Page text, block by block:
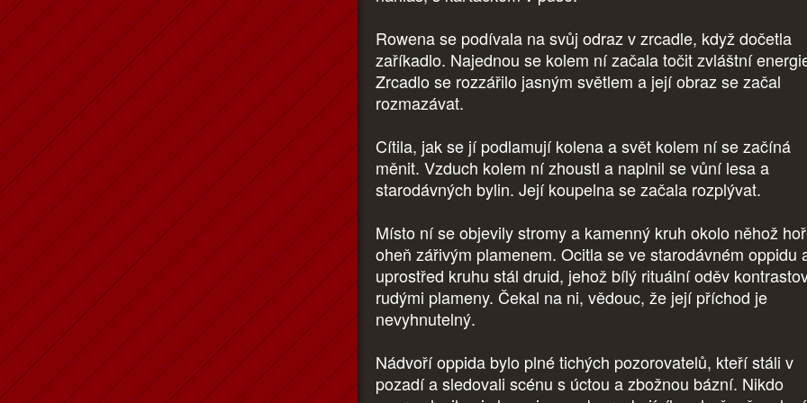
Rowena se podívala na svůj odraz v zrcadle, když dočetla
zaříkadlo. Najednou se kolem ní začala točit zvláštní
Zrcadlo se rozzářilo jasným světlem a její obraz se začal
rozmazávat.
Cítila, jak se jí podlamují kolena a svět kolem ní se začíná
měnit. Vzduch kolem ní zhoustl a naplnil se vůní lesa a
starodávných bylin. Její koupelna se začala rozplývat.
Místo ní se objevily stromy a kamenný kruh okolo něhož
oheň zářivým plamenem. Ocitla se ve starodávném oppidu
uprostřed kruhu stál druid, jehož bílý rituální oděv
rudými plameny. Čekal na ni, vědouc, že její příchod je
nevyhnutelný.
Nádvoří oppida bylo plné tichých pozorovatelů, kteří stáli v
pozadí a sledovali scénu s úctou a zbožnou bázní. Nikdo